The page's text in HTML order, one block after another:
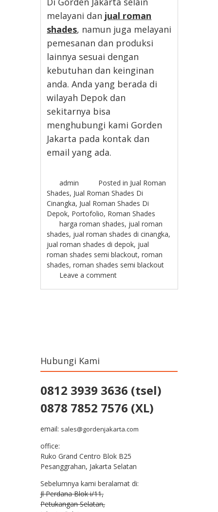
melayani dan jual roman
shades, namun juga melayani
pemesanan dan produksi
lainnya sesuai dengan
kebutuhan dan keinginan
anda. Anda yang berada di
wilayah Depok dan
sekitarnya bisa
menghubungi kami Gorden
Jakarta pada kontak dan
email yang ada.
admin Posted in Jual Roman
Shades, Jual Roman Shades Di
Cinangka, Jual Roman Shades Di
Depok, Portofolio, Roman Shades
harga roman shades, jual roman
shades, jual roman shades di cinangka,
jual roman shades di depok, jual
roman shades semi blackout,roman
shades,roman shades semi blackout
Leave a comment
Hubungi Kami
0812 3939 3636 (tsel)
0878 7852 7576 (XL)
email: sales@gordenjakarta.com
office:
Ruko Grand Centro Blok B25
Pesanggrahan, Jakarta Selatan
Sebelumnya kami beralamat di:
Jl Perdana Blok i/11,
Petukangan Selatan,